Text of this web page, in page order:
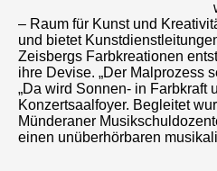
– Raum für Kunst und
und bietet
Zeisbergs Farbkreationen
ihre Devise. „Der Malprozess
„Da wird Sonnen- in Farbkraft
Konzertsaalfoyer. Begleitet
Münderaner
einen unüberhörbaren